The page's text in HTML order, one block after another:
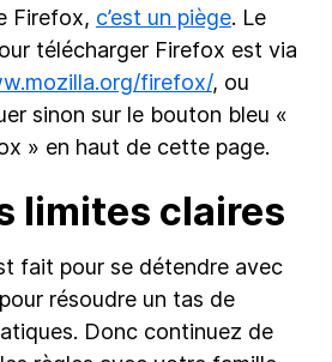
Firefox, c’est un piège. Le
télécharger Firefox est via
firefox/, ou
sinon sur le bouton bleu «
» en haut de cette page.
limites claires
fait pour se détendre avec
résoudre un tas de
Donc continuez de